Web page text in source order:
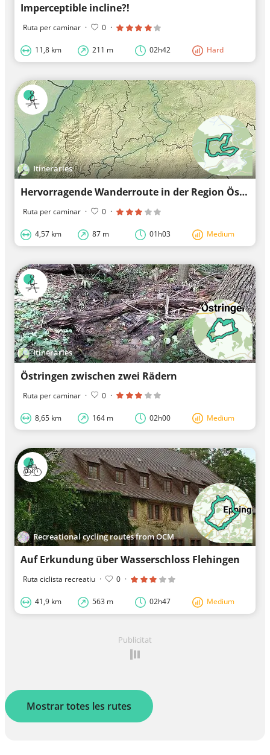
Imperceptible incline?!
Ruta per caminar · 0 ·
11,8 km 211 m 02h42 Hard
Itineraries
Hervorragende Wanderroute in der Region Östringen
Ruta per caminar · 0 ·
4,57 km 87 m 01h03 Medium
Itineraries
Östringen zwischen zwei Rädern
Ruta per caminar · 0 ·
8,65 km 164 m 02h00 Medium
Recreational cycling routes from OCM
Auf Erkundung über Wasserschloss Flehingen
Ruta ciclista recreatiu · 0 ·
41,9 km 563 m 02h47 Medium
Publicitat
Mostrar totes les rutes